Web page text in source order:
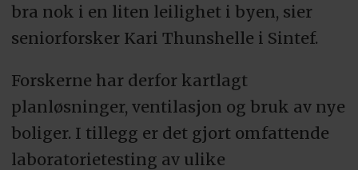
bra nok i en liten leilighet i byen, sier
seniorforsker Kari Thunshelle i Sintef.
Forskerne har derfor kartlagt
planløsninger, ventilasjon og bruk av nye
boliger. I tillegg er det gjort omfattende
laboratorietesting av ulike